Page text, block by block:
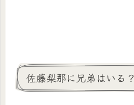
佐藤梨那に兄弟はいる？